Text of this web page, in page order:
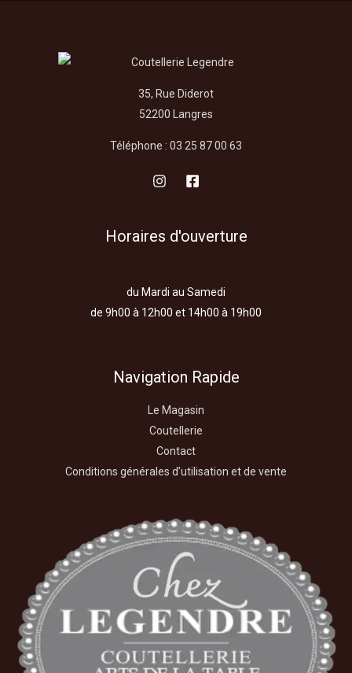
35, Rue Diderot
52200 Langres
Téléphone : 03 25 87 00 63
Horaires d'ouverture
du Mardi au Samedi
de 9h00 à 12h00 et 14h00 à 19h00
Navigation Rapide
Le Magasin
Coutellerie
Contact
Conditions générales d’utilisation et de vente